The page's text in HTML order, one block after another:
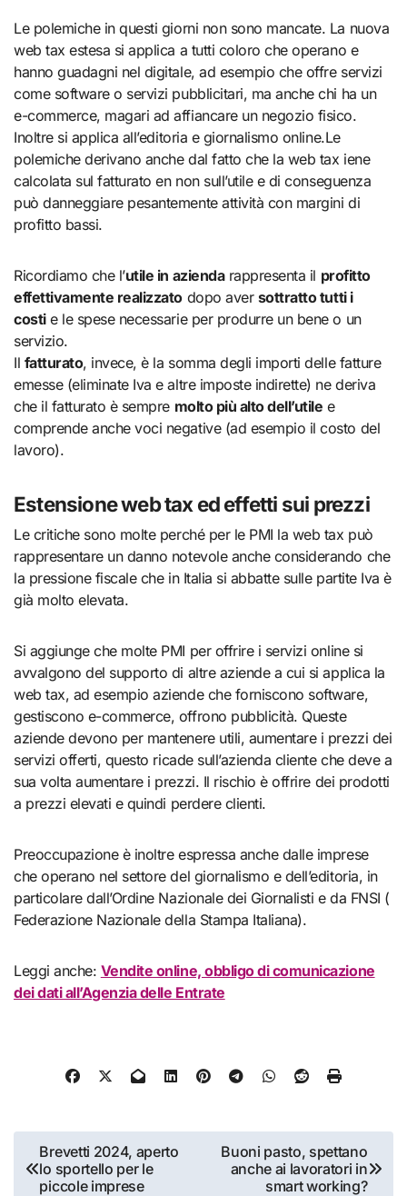
Le polemiche in questi giorni non sono mancate. La nuova
web tax estesa si applica a tutti coloro che operano e
hanno guadagni nel digitale, ad esempio che offre servizi
come software o servizi pubblicitari, ma anche chi ha un
e-commerce, magari ad affiancare un negozio fisico.
Inoltre si applica all’editoria e giornalismo online.Le
polemiche derivano anche dal fatto che la web tax iene
calcolata sul fatturato en non sull’utile e di conseguenza
può danneggiare pesantemente attività con margini di
profitto bassi.
Ricordiamo che l’utile in aziendarappresenta il profitto
effettivamente realizzato dopo aver sottratto tutti i
costie le spese necessarie per produrre un bene o un
servizio.
Il fatturato, invece, è la somma degli importi delle fatture
emesse (eliminate Iva e altre imposte indirette) ne deriva
che il fatturato è sempre molto più alto dell’utile e
comprende anche voci negative (ad esempio il costo del
lavoro).
Estensione web tax ed effetti sui prezzi
Le critiche sono molte perché per le PMI la web tax può
rappresentare un danno notevole anche considerando che
la pressione fiscale che in Italia si abbatte sulle partite Iva è
già molto elevata.
Si aggiunge che molte PMI per offrire i servizi online si
avvalgono del supporto di altre aziende a cui si applica la
web tax, ad esempio aziende che forniscono software,
gestiscono e-commerce, offrono pubblicità. Queste
aziende devono per mantenere utili, aumentare i prezzi dei
servizi offerti, questo ricade sull’azienda cliente che deve a
sua volta aumentare i prezzi. Il rischio è offrire dei prodotti
a prezzi elevati e quindi perdere clienti.
Preoccupazione è inoltre espressa anche dalle imprese
che operano nel settore del giornalismo e dell’editoria, in
particolare dall’Ordine Nazionale dei Giornalisti e da FNSI (
Federazione Nazionale della Stampa Italiana).
Leggi anche: Vendite online, obbligo di comunicazione
dei dati all’Agenzia delle Entrate
Navigazione
articoli
Brevetti 2024, aperto
lo sportello per le
piccole imprese
Buoni pasto, spettano
anche ai lavoratori in
smart working?